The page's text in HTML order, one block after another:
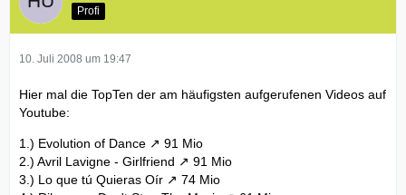
Profi
10. Juli 2008 um 19:47
Hier mal die TopTen der am häufigsten aufgerufenen Videos auf
Youtube:
1.) Evolution of Dance
91 Mio
2.) Avril Lavigne - Girlfriend
91 Mio
3.) Lo que tú Quieras Oír
74 Mio